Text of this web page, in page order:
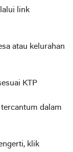
link
atau kelurahan
KTP
dalam
klik